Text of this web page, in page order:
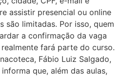
assistir presencial ou online
são limitadas. Por isso, quem
a confirmação da vaga
fará parte do curso.
Fábio Luiz Salgado,
que, além das aulas,